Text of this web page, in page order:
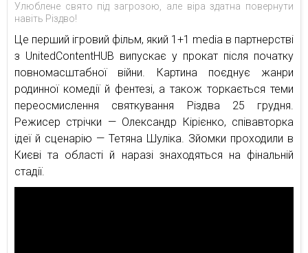
Улюблене свято під загрозою, але віра здатна повернути
навіть Різдво!
Це перший ігровий фільм, який 1+1 media в партнерстві
з UnitedContentHUB випускає у прокат після початку
повномасштабної війни. Картина поєднує жанри
родинної комедії й фентезі, а також торкається теми
переосмислення святкування Різдва 25 грудня.
Режисер стрічки — Олександр Кірієнко, співавторка
ідеї й сценарію — Тетяна Шуліка. Зйомки проходили в
Києві та області й наразі знаходяться на фінальній
стадії.